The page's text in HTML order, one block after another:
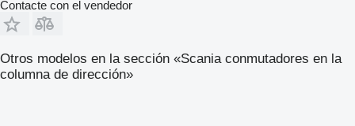
Contacte con el vendedor
Otros modelos en la sección «Scania conmutadores en la
columna de dirección»